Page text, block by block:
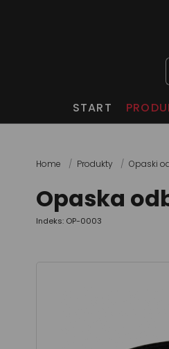
START
Home Produkty Opaski
Opaska
Indeks: OP-0003